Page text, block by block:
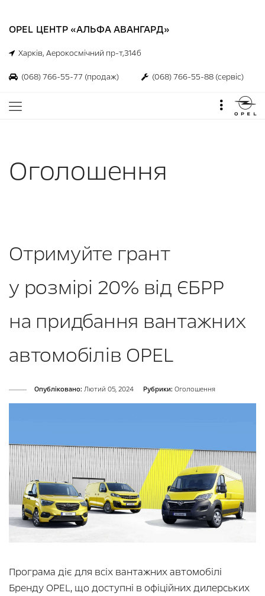
OPEL ЦЕНТР «АЛЬФА АВАНГАРД»
Харків, Аерокосмічний пр-т,314б
(068) 766-55-77 (продаж) (068) 766-55-88 (сервіс)
Оголошення
Отримуйте грант
у розмірі 20% від ЄБРР
на придбання вантажних
автомобілів OPEL
Опубліковано: Лютий 05, 2024 Рубрики: Оголошення
Програма діє для всіх вантажних автомобілі
Бренду OPEL, що доступні в офіційних дилерських